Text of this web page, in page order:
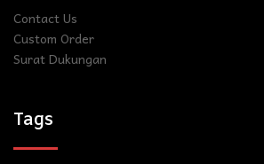
Contact Us
Custom Order
Surat Dukungan
Tags